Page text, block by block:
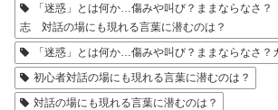
「迷惑」とは何か…傷みや叫び？ままならなさ
志 対話の場にも現れる言葉に潜むのは？
「迷惑」とは何か…傷みや叫び？ままならなさ？
初心者対話の場にも現れる言葉に潜むのは？
対話の場にも現れる言葉に潜むのは？